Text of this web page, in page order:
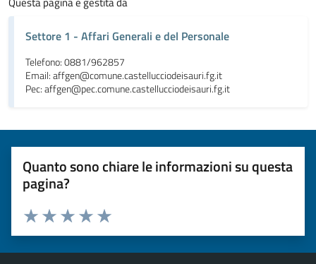
Settore 1 - Affari Generali e del Personale
Telefono: 0881/962857
Email: affgen@comune.castellucciodeisauri.fg.it
Pec: affgen@pec.comune.castellucciodeisauri.fg.it
Quanto sono chiare le informazioni su questa
pagina?
Valuta da 1 a 5 stelle la pagina
Valuta 5 stelle su 5
Valuta 4 stelle su 5
Valuta 3 stelle su 5
Valuta 2 stelle su 5
Valuta 1 stelle su 5